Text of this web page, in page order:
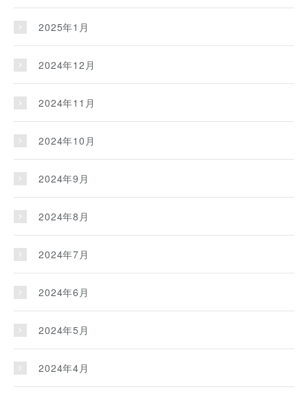
2025年1月
2024年12月
2024年11月
2024年10月
2024年9月
2024年8月
2024年7月
2024年6月
2024年5月
2024年4月